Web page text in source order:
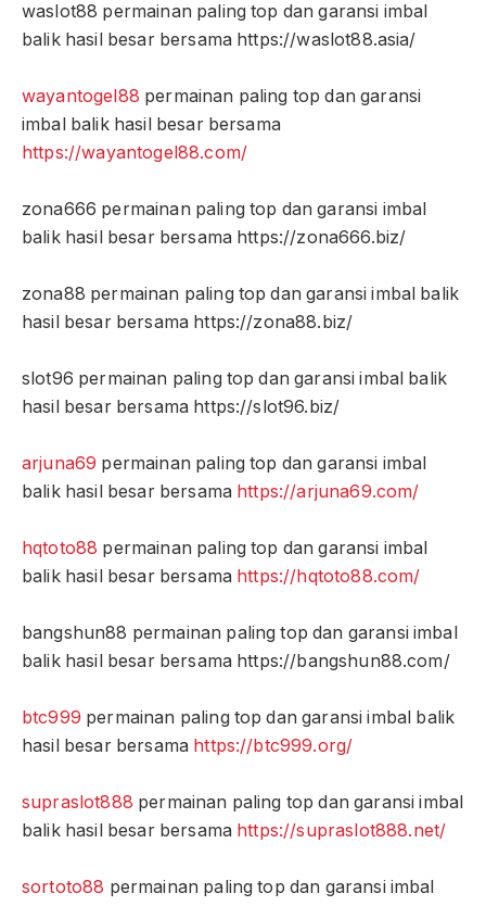
waslot88 permainan paling top dan garansi imbal
balik hasil besar bersama https://waslot88.asia/
wayantogel88 permainan paling top dan garansi
imbal balik hasil besar bersama
https://wayantogel88.com/
zona666 permainan paling top dan garansi imbal
balik hasil besar bersama https://zona666.biz/
zona88 permainan paling top dan garansi imbal balik
hasil besar bersama https://zona88.biz/
slot96 permainan paling top dan garansi imbal balik
hasil besar bersama https://slot96.biz/
arjuna69 permainan paling top dan garansi imbal
balik hasil besar bersama https://arjuna69.com/
hqtoto88 permainan paling top dan garansi imbal
balik hasil besar bersama https://hqtoto88.com/
bangshun88 permainan paling top dan garansi imbal
balik hasil besar bersama https://bangshun88.com/
btc999 permainan paling top dan garansi imbal balik
hasil besar bersama https://btc999.org/
supraslot888 permainan paling top dan garansi imbal
balik hasil besar bersama https://supraslot888.net/
sortoto88 permainan paling top dan garansi imbal